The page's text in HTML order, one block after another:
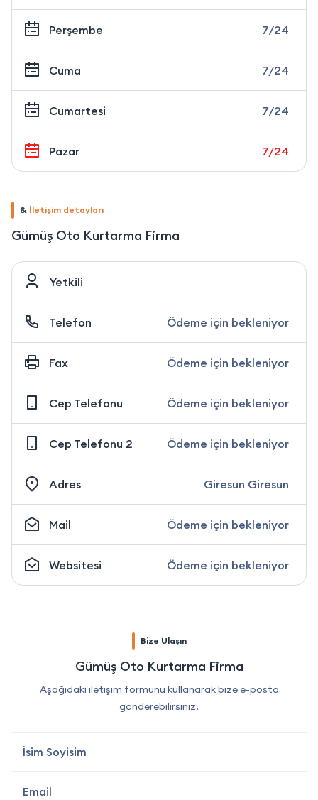
Perşembe 7/24
Cuma 7/24
Cumartesi 7/24
Pazar 7/24
& İletişim detayları
Gümüş Oto Kurtarma Firma
Yetkili
Telefon Ödeme için bekleniyor
Fax Ödeme için bekleniyor
Cep Telefonu Ödeme için bekleniyor
Cep Telefonu 2 Ödeme için bekleniyor
Adres Giresun Giresun
Mail Ödeme için bekleniyor
Websitesi Ödeme için bekleniyor
Bize Ulaşın
Gümüş Oto Kurtarma Firma
Aşağıdaki iletişim formunu kullanarak bize e-posta
gönderebilirsiniz.